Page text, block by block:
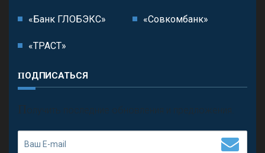
«Банк ГЛОБЭКС» «Совкомбанк»
«ТРАСТ»
ПОДПИСАТЬСЯ
П олучить последние обновления и предложения.